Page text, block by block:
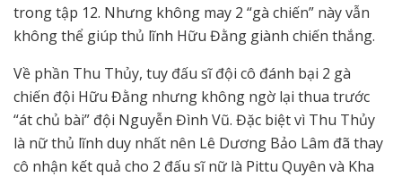
trong tập 12. Nhưng không may 2 “gà chiến” này vẫn
không thể giúp thủ lĩnh Hữu Đằng giành chiến thắng.
Về phần Thu Thủy, tuy đấu sĩ đội cô đánh bại 2 gà
chiến đội Hữu Đằng nhưng không ngờ lại thua trước
“át chủ bài” đội Nguyễn Đình Vũ. Đặc biệt vì Thu Thủy
là nữ thủ lĩnh duy nhất nên Lê Dương Bảo Lâm đã thay
cô nhận kết quả cho 2 đấu sĩ nữ là Pittu Quyên và Kha